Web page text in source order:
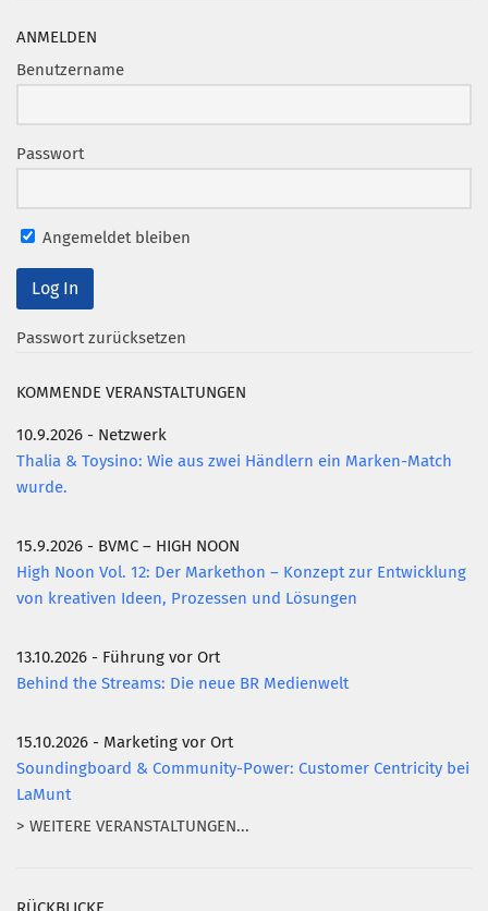
KONTAKT
ANMELDEN
Benutzername
Passwort
Angemeldet bleiben
Passwort zurücksetzen
KOMMENDE VERANSTALTUNGEN
10.9.2026 - Netzwerk
Thalia & Toysino: Wie aus zwei Händlern ein Marken-Match
wurde.
15.9.2026 - BVMC – HIGH NOON
High Noon Vol. 12: Der Markethon – Konzept zur Entwicklung
von kreativen Ideen, Prozessen und Lösungen
13.10.2026 - Führung vor Ort
Behind the Streams: Die neue BR Medienwelt
15.10.2026 - Marketing vor Ort
Soundingboard & Community-Power: Customer Centricity bei
LaMunt
> WEITERE VERANSTALTUNGEN...